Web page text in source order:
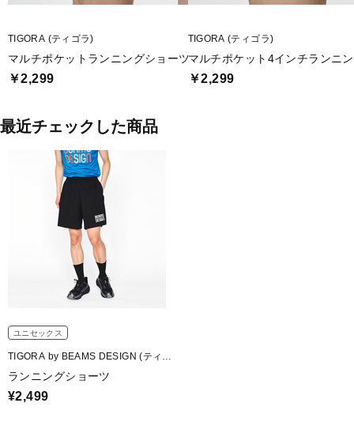
TIGORA (ティゴラ)
マルチポケットランニングショーツ
￥2,299
TIGORA (ティゴラ)
マルチポケット4インチランニ
￥2,299
最近チェックした商品
ユニセックス
TIGORA by BEAMS DESIGN (ティゴ
ラ バイ ビームスデザイン)
ランニングショーツ
¥2,499